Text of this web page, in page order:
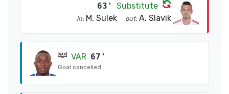
63' Substitute
in: M. Sulek out: A. Slavik
VAR 67'
Goal cancelled